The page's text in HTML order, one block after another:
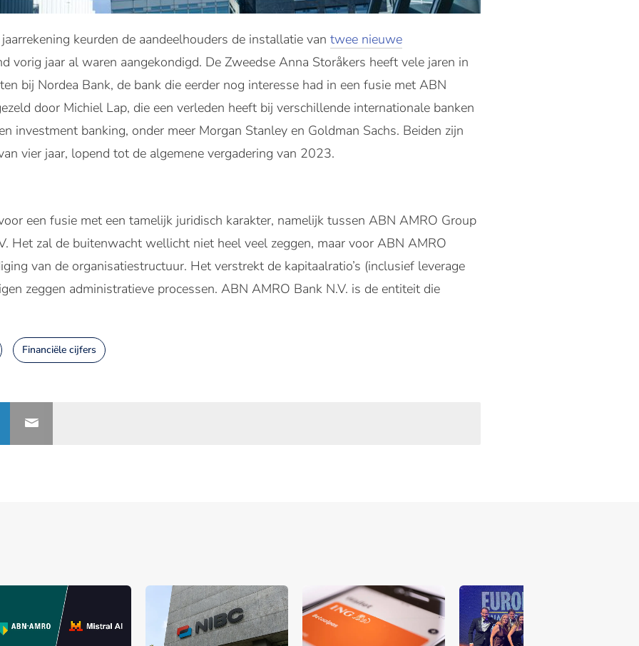
keurden de aandeelhouders de installatie van twee nieuwe
vorig jaar al waren aangekondigd. De Zweedse Anna Storåkers heeft vele jaren in
bij Nordea Bank, de bank die eerder nog interesse had in een fusie met ABN
door Michiel Lap, die een verleden heeft bij verschillende internationale banken
investment banking, onder meer Morgan Stanley en Goldman Sachs. Beiden zijn
vier jaar, lopend tot de algemene vergadering van 2023.
een fusie met een tamelijk juridisch karakter, namelijk tussen ABN AMRO Group
Het zal de buitenwacht wellicht niet heel veel zeggen, maar voor ABN AMRO
van de organisatiestructuur. Het verstrekt de kapitaalratio’s (inclusief leverage
zeggen administratieve processen. ABN AMRO Bank N.V. is de entiteit die
Financiële cijfers